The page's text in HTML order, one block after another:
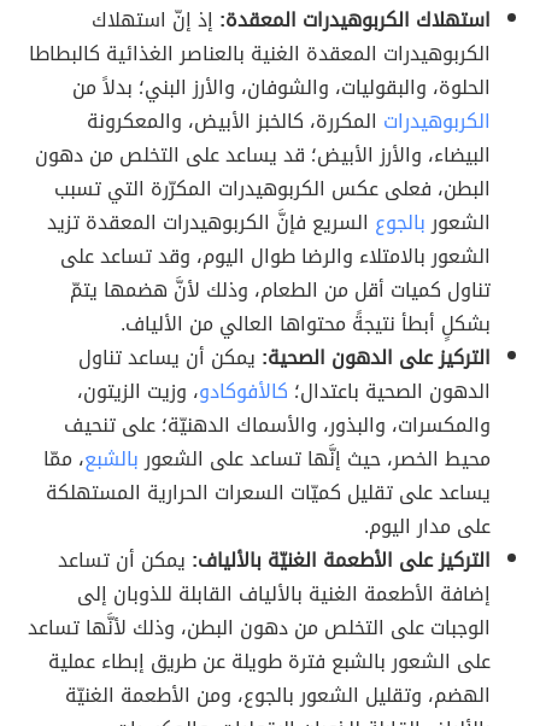
استهلاك الكربوهيدرات المعقدة: إذ إنّ استهلاك
الكربوهيدرات المعقدة الغنية بالعناصر الغذائية كالبطاطا
الحلوة، والبقوليات، والشوفان، والأرز البني؛ بدلاً من
الكربوهيدرات المكررة، كالخبز الأبيض، والمعكرونة
البيضاء، والأرز الأبيض؛ قد يساعد على التخلص من دهون
البطن، فعلى عكس الكربوهيدرات المكرّرة التي تسبب
الشعوربالجوع السريع فإنَّ الكربوهيدرات المعقدة تزيد
الشعور بالامتلاء والرضا طوال اليوم، وقد تساعد على
تناول كميات أقل من الطعام، وذلك لأنَّ هضمها يتمّ
بشكلٍ أبطأ نتيجةً محتواها العالي من الألياف.
التركيز على الدهون الصحية: يمكن أن يساعد تناول
الدهون الصحية باعتدال؛ كالأفوكادو، وزيت الزيتون،
والمكسرات، والبذور، والأسماك الدهنيّة؛ على تنحيف
محيط الخصر، حيث إنَّها تساعد على الشعوربالشبع، ممّا
يساعد على تقليل كميّات السعرات الحرارية المستهلكة
على مدار اليوم.
التركيز على الأطعمة الغنيّة بالألياف: يمكن أن تساعد
إضافة الأطعمة الغنية بالألياف القابلة للذوبان إلى
الوجبات على التخلص من دهون البطن، وذلك لأنَّها تساعد
على الشعور بالشبع فترة طويلة عن طريق إبطاء عملية
الهضم، وتقليل الشعور بالجوع، ومن الأطعمة الغنيّة